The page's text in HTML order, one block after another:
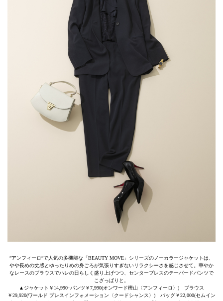
”アンフィーロ”で人気の多機能な「BEAUTY MOVE」シリーズのノーカラージャケットは、
やや長めの丈感とゆったりめの身ごろが気張りすぎないリラクシーさを感じさせて。華やか
なレースのブラウスでハレの日らしく盛り上げつつ、センタープレスのテーパードパンツで
こざっぱりと。
▲ジャケット￥14,990･パンツ￥7,990(オンワード樫山〈アンフィーロ〉) ブラウス
￥29,920(ワールド プレスインフォメーション〈クードシャンス〉) バッグ￥22,000(セムイン